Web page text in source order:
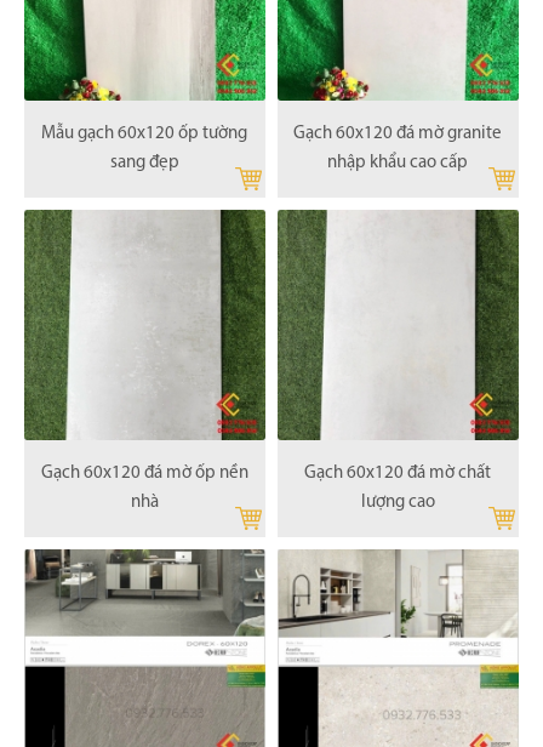
Mẫu gạch 60x120 ốp tường
sang đẹp
Gạch 60x120 đá mờ granite
nhập khẩu cao cấp
Gạch 60x120 đá mờ ốp nền
nhà
Gạch 60x120 đá mờ chất
lượng cao